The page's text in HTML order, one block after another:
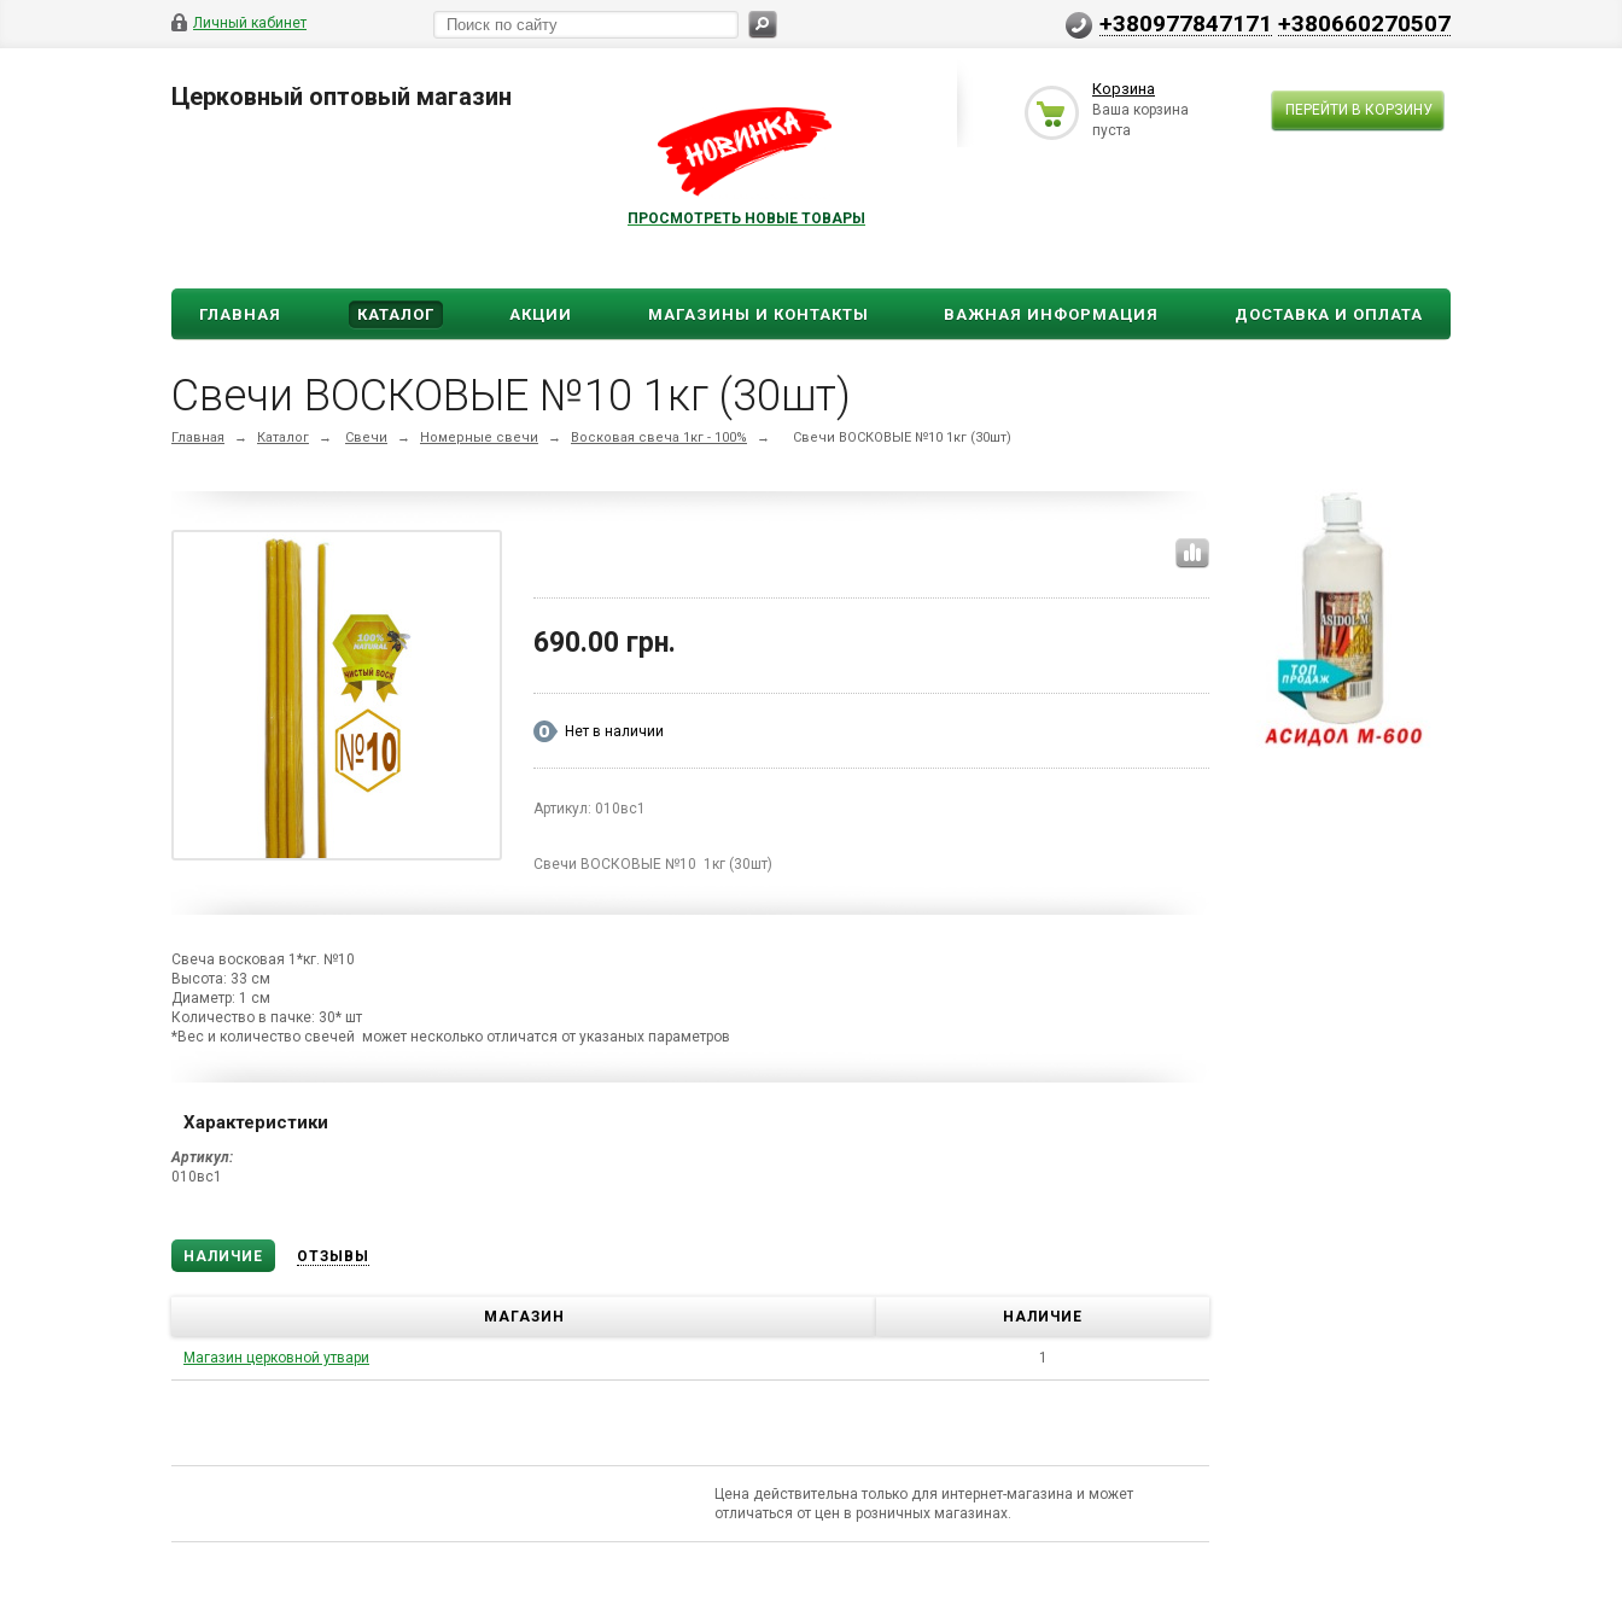
Личный кабинет +380977847171 +380660270507
Церковный оптовый магазин
ПРОСМОТРЕТЬ НОВЫЕ ТОВАРЫ
Корзина
Ваша корзина
пуста
ПЕРЕЙТИ В КОРЗИНУ
ГЛАВНАЯ КАТАЛОГ АКЦИИ МАГАЗИНЫ И КОНТАКТЫ ВАЖНАЯ ИНФОРМАЦИЯ ДОСТАВКА И ОПЛАТА
Свечи ВОСКОВЫЕ №10 1кг (30шт)
Главная → Каталог → Свечи → Номерные свечи → Восковая свеча 1кг - 100% → Свечи ВОСКОВЫЕ №10 1кг (30шт)
690.00 грн.
Нет в наличии
Артикул: 010вс1
Свечи ВОСКОВЫЕ №10 1кг (30шт)
Свеча восковая 1*кг. №10
Высота: 33 см
Диаметр: 1 см
Количество в пачке: 30* шт
*Вес и количество свечей может несколько отличатся от указаных параметров
Характеристики
Артикул:
010вс1
НАЛИЧИЕ ОТЗЫВЫ
МАГАЗИН НАЛИЧИЕ
Магазин церковной утвари 1
Цена действительна только для интернет-магазина и может
отличаться от цен в розничных магазинах.